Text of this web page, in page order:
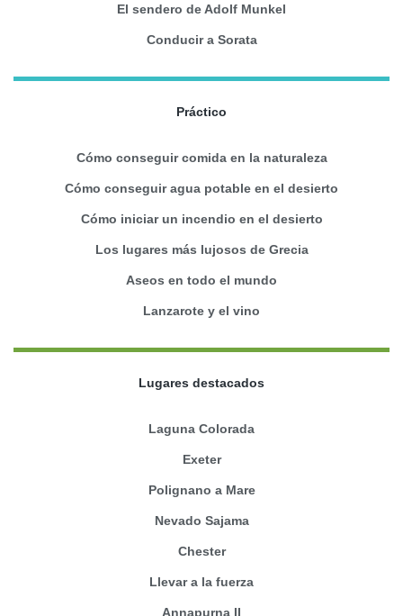
El sendero de Adolf Munkel
Conducir a Sorata
Práctico
Cómo conseguir comida en la naturaleza
Cómo conseguir agua potable en el desierto
Cómo iniciar un incendio en el desierto
Los lugares más lujosos de Grecia
Aseos en todo el mundo
Lanzarote y el vino
Lugares destacados
Laguna Colorada
Exeter
Polignano a Mare
Nevado Sajama
Chester
Llevar a la fuerza
Annapurna II